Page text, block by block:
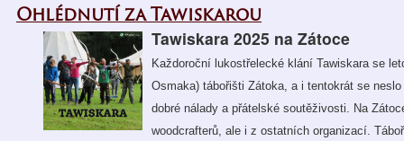
Ohlédnutí za Tawiskarou
Tawiskara 2025 na Zátoce
Každoroční lukostřelecké klání Tawiskara se
Osmaka) tábořišti Zátoka, a i tentokrát se
dobré nálady a přátelské soutěživosti. Na
woodcrafterů, ale i z ostatních organizací.